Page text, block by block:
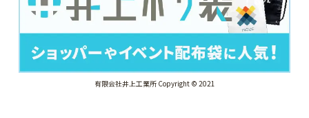
有限会社井上工業所 Copyright © 2021